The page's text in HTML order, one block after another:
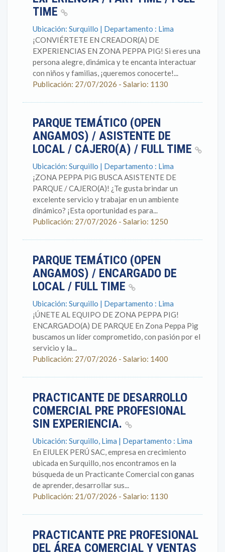
TIME
Ubicación: Surquillo | Departamento : Lima
¡CONVIÉRTETE EN CREADOR(A) DE
EXPERIENCIAS EN ZONA PEPPA PIG! Si eres una
persona alegre, dinámica y te encanta interactuar
con niños y familias, ¡queremos conocerte!...
Publicación: 27/07/2026 - Salario: 1130
PARQUE TEMÁTICO (OPEN
ANGAMOS) / ASISTENTE DE
LOCAL / CAJERO(A) / FULL TIME
Ubicación: Surquillo | Departamento : Lima
¡ZONA PEPPA PIG BUSCA ASISTENTE DE
PARQUE / CAJERO(A)! ¿Te gusta brindar un
excelente servicio y trabajar en un ambiente
dinámico? ¡Esta oportunidad es para...
Publicación: 27/07/2026 - Salario: 1250
PARQUE TEMÁTICO (OPEN
ANGAMOS) / ENCARGADO DE
LOCAL / FULL TIME
Ubicación: Surquillo | Departamento : Lima
¡ÚNETE AL EQUIPO DE ZONA PEPPA PIG!
ENCARGADO(A) DE PARQUE En Zona Peppa Pig
buscamos un líder comprometido, con pasión por el
servicio y la...
Publicación: 27/07/2026 - Salario: 1400
PRACTICANTE DE DESARROLLO
COMERCIAL PRE PROFESIONAL
SIN EXPERIENCIA.
Ubicación: Surquillo, Lima | Departamento : Lima
En EIULEK PERÚ SAC, empresa en crecimiento
ubicada en Surquillo, nos encontramos en la
búsqueda de un Practicante Comercial con ganas
de aprender, desarrollar sus...
Publicación: 21/07/2026 - Salario: 1130
PRACTICANTE PRE PROFESIONAL
DEL ÁREA COMERCIAL Y VENTAS